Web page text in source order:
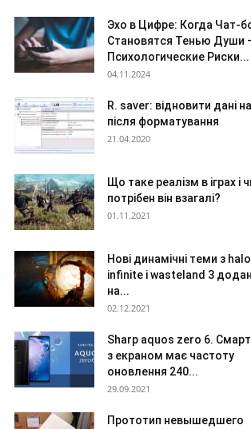
Эхо в Цифре: Когда Чат-
Становятся Тенью Души
Психологические Риски...
04.11.2024
R. saver: відновити дані
після форматування
21.04.2020
Що таке реалізм в іграх і
потрібен він взагалі?
01.11.2021
Нові динамічні теми з halo
infinite і wasteland 3
на...
02.12.2021
Sharp aquos zero 6.
з екраном має частоту
оновлення 240...
29.09.2021
Прототип невышедшего